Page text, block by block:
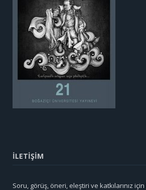
İLETİŞİM
Soru, görüş, öneri, eleştiri ve katkılarınız